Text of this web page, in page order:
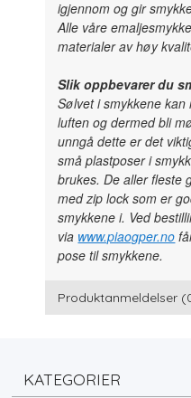
igjennom og gir
Alle våre
materialer av høy
Slik oppbevarer du
Sølvet i smykkene
luften og dermed bli
unngå dette er det
små plastposer i
brukes. De aller fleste
med zip lock som er
smykkene i. Ved
via www.piaogper.no
pose til smykkene.
Produktanmeldelser
KATEGORIER